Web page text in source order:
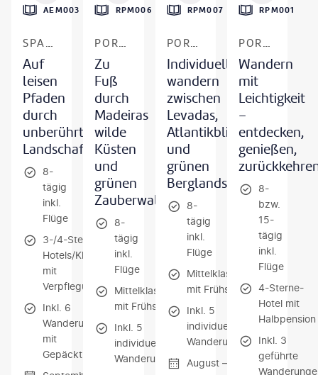
AEM003
SPANIEN - MALLORCA
Auf
leisen
Pfaden
durch
unberührte
Landschaften
8-
tägig
inkl.
Flüge
3-/4-Sterne-
Hotels/Kloster
mit
Verpflegung
Inkl. 6
Wanderungen
mit
Gepäcktransfer
RPM006
PORTUGAL - MADEIRA
Zu
Fuß
durch
Madeiras
wilde
Küsten
und
grünen
Zauberwald
8-
tägig
inkl.
Flüge
Mittelklassehotels
mit Frühstück
Inkl. 5
individuelle
Wanderungen
RPM007
PORTUGAL - MADEIRAS OSTEN
Individuell
wandern
zwischen
Levadas,
Atlantikblicken
und
grünen
Berglandschaften
8-
tägig
inkl.
Flüge
Mittelklassehotels
mit Frühstück
Inkl. 5
individuelle
Wanderungen
August —
RPM001
PORTUGAL - MADEIRA
Wandern
mit
Leichtigkeit
–
entdecken,
genießen,
8-
bzw.
15-
tägig
inkl.
Flüge
4-Sterne-
Hotel mit
Halbpension
Inkl. 3
geführte